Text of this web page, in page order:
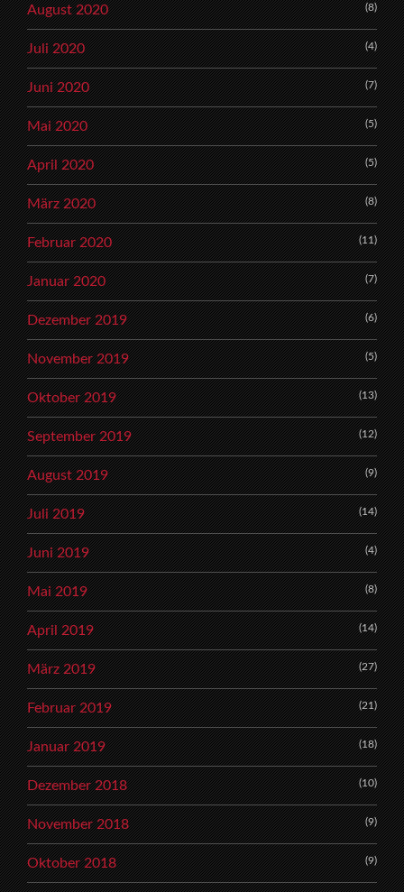
August 2020 (8)
Juli 2020 (4)
Juni 2020 (7)
Mai 2020 (5)
April 2020 (5)
März 2020 (8)
Februar 2020 (11)
Januar 2020 (7)
Dezember 2019 (6)
November 2019 (5)
Oktober 2019 (13)
September 2019 (12)
August 2019 (9)
Juli 2019 (14)
Juni 2019 (4)
Mai 2019 (8)
April 2019 (14)
März 2019 (27)
Februar 2019 (21)
Januar 2019 (18)
Dezember 2018 (10)
November 2018 (9)
Oktober 2018 (9)